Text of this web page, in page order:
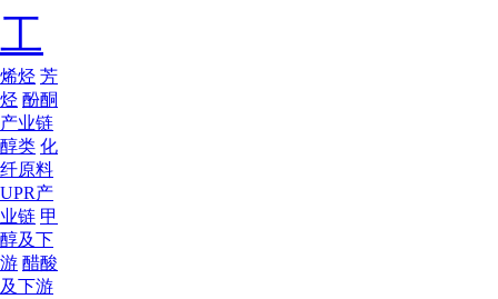
工
烯烃 芳
烃 酚酮
产业链
醇类 化
纤原料
UPR产
业链 甲
醇及下
游 醋酸
及下游